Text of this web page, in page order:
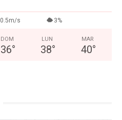
0.5m/s 3%
DOM
36°
LUN
38°
MAR
40°